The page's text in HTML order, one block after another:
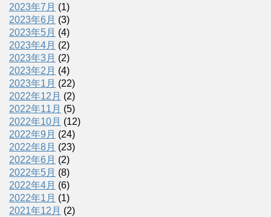
2023年7月 (1)
2023年6月 (3)
2023年5月 (4)
2023年4月 (2)
2023年3月 (2)
2023年2月 (4)
2023年1月 (22)
2022年12月 (2)
2022年11月 (5)
2022年10月 (12)
2022年9月 (24)
2022年8月 (23)
2022年6月 (2)
2022年5月 (8)
2022年4月 (6)
2022年1月 (1)
2021年12月 (2)